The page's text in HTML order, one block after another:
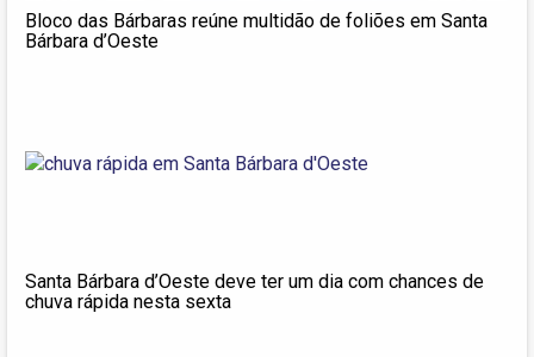
Bloco das Bárbaras reúne multidão de foliões em Santa
Bárbara d’Oeste
Santa Bárbara d’Oeste deve ter um dia com chances de
chuva rápida nesta sexta